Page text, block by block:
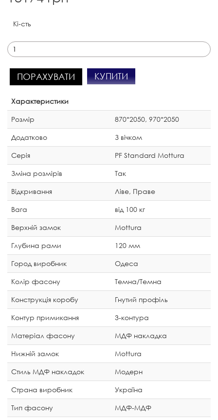
Кі-сть
ПОРАХУВАТИ КУПИТИ
Характеристики
Розмір
870*2050, 970*2050
Додатково
З вічком
Серія
PF Standard Mottura
Зміна розмірів
Так
Відкривання
Ліве, Праве
Вага
від 100 кг
Верхній замок
Mottura
Глубина рами
120 мм
Город виробник
Одеса
Колір фасону
Темна/Темна
Конструкція коробу
Гнутий профіль
Контур примикання
3-контура
Матеріал фасону
МДФ накладка
Нижній замок
Mottura
Стиль МДФ накладок
Модерн
Страна виробник
Україна
Тип фасону
МДФ-МДФ